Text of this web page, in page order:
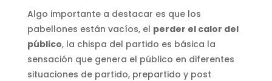
Algo importante a destacar es que los
pabellones están vacíos, el perder el calor del
público, la chispa del partido es básica la
sensación que genera el público en diferentes
situaciones de partido, prepartido y post